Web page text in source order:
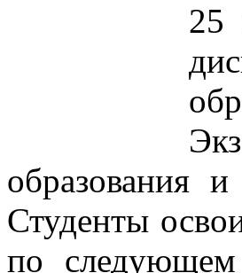
25
образования
Студенты
по следующем